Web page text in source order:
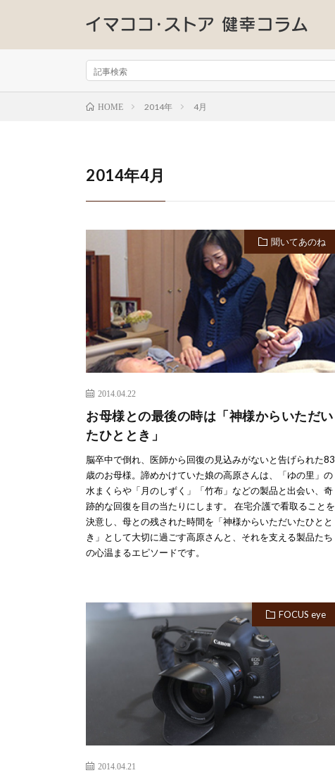
HOME 2014年 4月
2014年4月
聞いてあのね
2014.04.22
お母様との最後の時は「神様からいただい
たひととき」
脳卒中で倒れ、医師から回復の見込みがないと告げられた83
歳のお母様。諦めかけていた娘の高原さんは、「ゆの里」の
水まくらや「月のしずく」「竹布」などの製品と出会い、奇
跡的な回復を目の当たりにします。 在宅介護で看取ることを
決意し、母との残された時間を「神様からいただいたひとと
き」として大切に過ごす高原さんと、それを支える製品たち
の心温まるエピソードです。
FOCUS eye
2014.04.21